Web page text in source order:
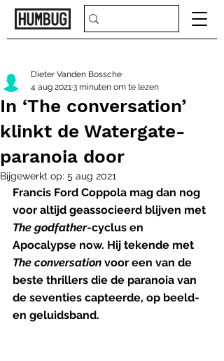
In ‘The conversation’
klinkt de Watergate-
paranoia door
Dieter Vanden Bossche
4 aug 20213 minuten om te lezen
Bijgewerkt op: 5 aug 2021
Francis Ford Coppola mag dan nog
voor altijd geassocieerd blijven met
The godfather-cyclus en
Apocalypse now. Hij tekende met
The conversation voor een van de
beste thrillers die de paranoia van
de seventies capteerde, op beeld-
en geluidsband.